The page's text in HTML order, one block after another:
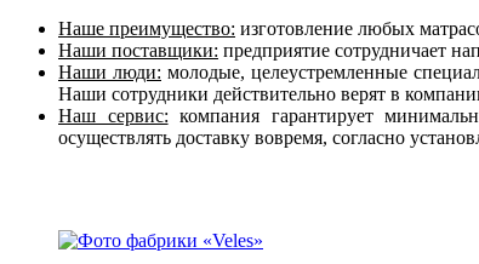
Наше преимущество: изготовление любых
Наши поставщики: предприятие сотрудничает
Наши люди: молодые, целеустремленные
Наши сотрудники действительно верят в
Наш сервис: компания гарантирует
осуществлять доставку вовремя, согласно